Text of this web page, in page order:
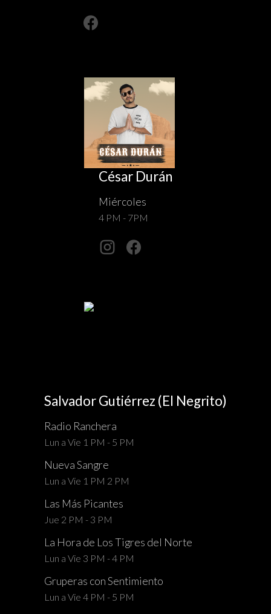
César Durán
Miércoles
4 PM - 7PM
Salvador Gutiérrez (El Negrito)
Radio Ranchera
Lun a Vie 1 PM - 5 PM
Nueva Sangre
Lun a Vie 1 PM 2 PM
Las Más Picantes
Jue 2 PM - 3 PM
La Hora de Los Tigres del Norte
Lun a Vie 3 PM - 4 PM
Gruperas con Sentimiento
Lun a Vie 4 PM - 5 PM